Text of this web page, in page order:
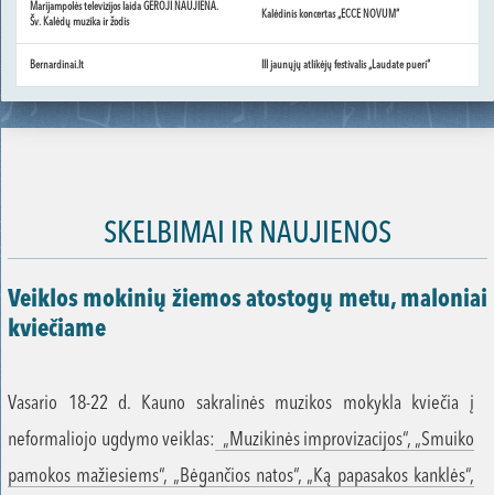
Marijampolės televizijos laida GEROJI NAUJIENA.
Šv. Kalėdų muzika ir žodis
Kalėdinis koncertas „ECCE NOVUM“
Bernardinai.lt III jaunųjų atlikėjų festivalis „Laudate pueri“
SKELBIMAI IR NAUJIENOS
Veiklos mokinių žiemos atostogų metu, maloniai
kviečiame
Vasario 18-22 d. Kauno sakralinės muzikos mokykla kviečia į
neformaliojo ugdymo veiklas: „Muzikinės improvizacijos“, „Smuiko
pamokos mažiesiems“, „Bėgančios natos“, „Ką papasakos kanklės“,